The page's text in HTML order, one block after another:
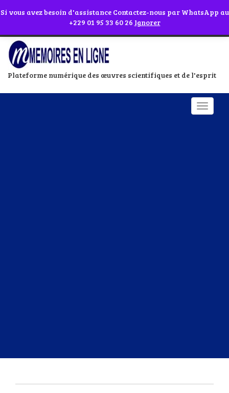
Abonnes toi à notre chaîne WhatsApp en cliquant sur l'icône en face
Plateforme numérique des œuvres scientifiques et de l'esprit
Si vous avez besoin d'assistance Contactez-nous par WhatsApp au
+229 01 95 33 60 26 Ignorer